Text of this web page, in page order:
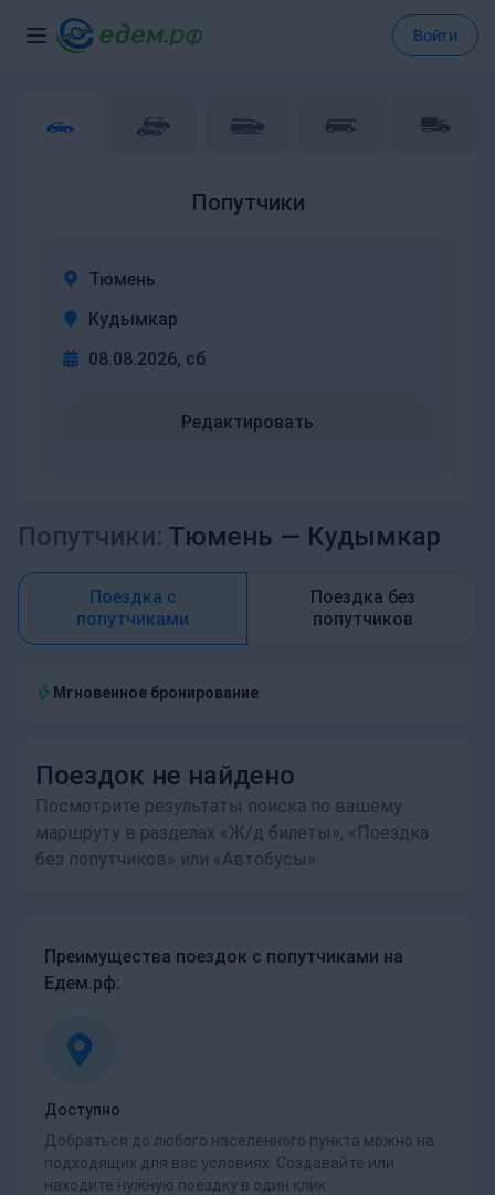
Войти
Попутчики
Тюмень
Кудымкар
08.08.2026, сб
Редактировать
Попутчики: Тюмень — Кудымкар
Поездка с
попутчиками
Поездка без
попутчиков
Мгновенное бронирование
Поездок не найдено
Посмотрите результаты поиска по вашему
маршруту в разделах «Ж/д билеты», «Поездка
без попутчиков» или «Автобусы»
Преимущества поездок с попутчиками на
Едем.рф:
Доступно
Добраться до любого населенного пункта можно на
подходящих для вас условиях. Создавайте или
находите нужную поездку в один клик.